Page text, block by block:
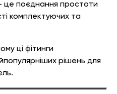
це поєднання простоти
комплектуючих та
ці фітинги
рішень для